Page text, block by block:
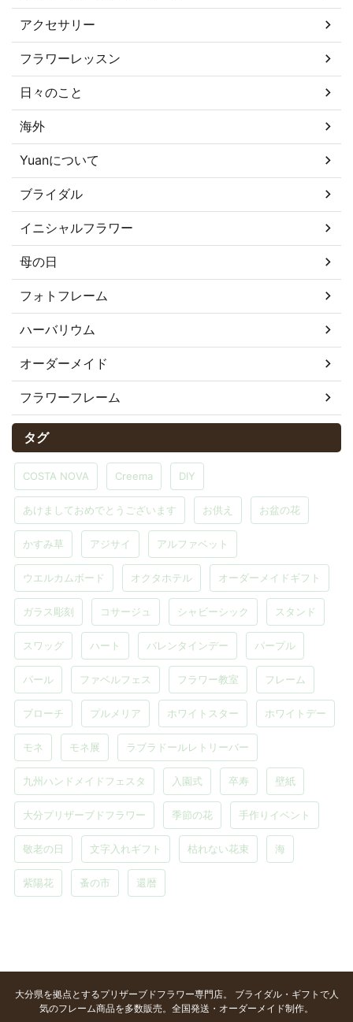
アクセサリー
フラワーレッスン
日々のこと
海外
Yuanについて
ブライダル
イニシャルフラワー
母の日
フォトフレーム
ハーバリウム
オーダーメイド
フラワーフレーム
タグ
COSTA NOVA Creema DIY
あけましておめでとうございます お供え お盆の花
かすみ草 アジサイ アルファベット
ウエルカムボード オクタホテル オーダーメイドギフト
ガラス彫刻 コサージュ シャビーシック スタンド
スワッグ ハート バレンタインデー パープル
パール ファベルフェス フラワー教室 フレーム
ブローチ プルメリア ホワイトスター ホワイトデー
モネ モネ展 ラブラドールレトリーバー
九州ハンドメイドフェスタ 入園式 卒寿 壁紙
大分プリザーブドフラワー 季節の花 手作りイベント
敬老の日 文字入れギフト 枯れない花束 海
紫陽花 蚤の市 還暦
大分県を拠点とするプリザーブドフラワー専門店。 ブライダル・ギフトで人
気のフレーム商品を多数販売。全国発送・オーダーメイド制作。